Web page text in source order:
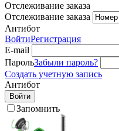
Отслеживание заказа
Отслеживание заказа
Антибот
ВойтиРегистрация
E-mail
ПарольЗабыли пароль?
Создать учетную запись
Антибот
Войти
Запомнить